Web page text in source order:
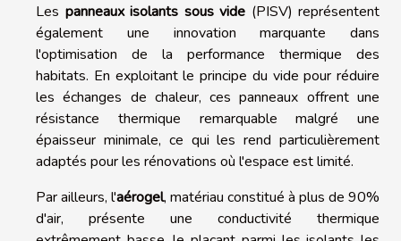
Les panneaux isolants sous vide (PISV) représentent
également une innovation marquante dans
l'optimisation de la performance thermique des
habitats. En exploitant le principe du vide pour réduire
les échanges de chaleur, ces panneaux offrent une
résistance thermique remarquable malgré une
épaisseur minimale, ce qui les rend particulièrement
adaptés pour les rénovations où l'espace est limité.
Par ailleurs, l'aérogel, matériau constitué à plus de 90%
d'air, présente une conductivité thermique